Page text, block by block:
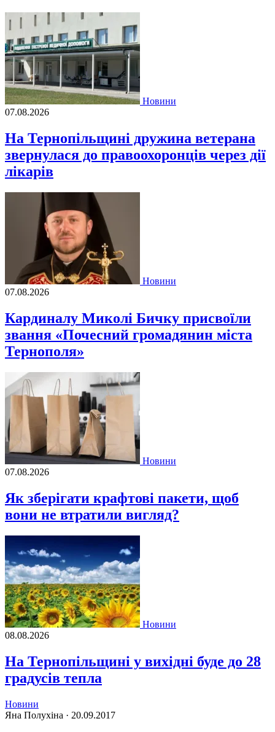
Новини
07.08.2026
На Тернопільщині дружина ветерана
звернулася до правоохоронців через дії
лікарів
Новини
07.08.2026
Кардиналу Миколі Бичку присвоїли
звання «Почесний громадянин міста
Тернополя»
Новини
07.08.2026
Як зберігати крафтові пакети, щоб
вони не втратили вигляд?
Новини
08.08.2026
На Тернопільщині у вихідні буде до 28
градусів тепла
Новини
Яна Полухіна · 20.09.2017